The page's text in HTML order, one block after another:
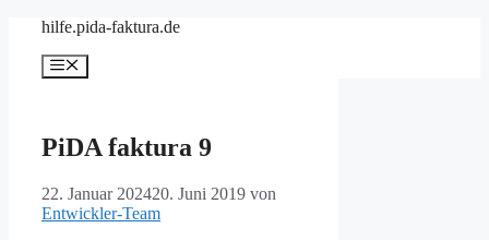
springen
hilfe.pida-faktura.de
Menü
PiDA faktura 9
22. Januar 202420. Juni 2019 von
Entwickler-Team